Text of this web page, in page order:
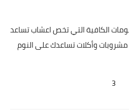
الكافية التي تخص اعشاب تساعد
مشروبات وأكلات تساعدك على النوم
3